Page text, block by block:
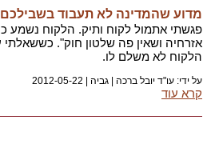
מדוע שהמדינה לא תעבוד בשבילכם
פגשתי אתמול לקוח ותיק. הלקוח נשמע
אזרחיה ושאין פה שלטון חוק".
הלקוח לא משלם לו.
על ידי: עו"ד יובל ברכה | גביה 2012-05-22
קרא עוד